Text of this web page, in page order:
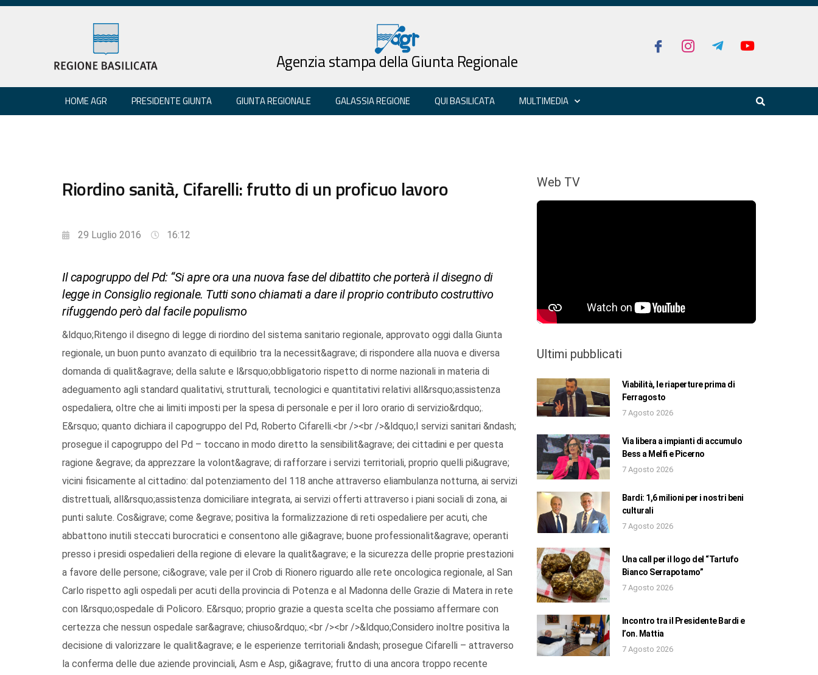
Agenzia stampa della Giunta Regionale
HOME AGR PRESIDENTE GIUNTA GIUNTA REGIONALE GALASSIA REGIONE QUI BASILICATA MULTIMEDIA
Riordino sanità, Cifarelli: frutto di un proficuo lavoro
29 Luglio 2016 16:12
Il capogruppo del Pd: “Si apre ora una nuova fase del dibattito che porterà il disegno di
legge in Consiglio regionale. Tutti sono chiamati a dare il proprio contributo costruttivo
rifuggendo però dal facile populismo
&ldquo;Ritengo il disegno di legge di riordino del sistema sanitario regionale, approvato oggi dalla Giunta
regionale, un buon punto avanzato di equilibrio tra la necessit&agrave; di rispondere alla nuova e diversa
domanda di qualit&agrave; della salute e l&rsquo;obbligatorio rispetto di norme nazionali in materia di
adeguamento agli standard qualitativi, strutturali, tecnologici e quantitativi relativi all&rsquo;assistenza
ospedaliera, oltre che ai limiti imposti per la spesa di personale e per il loro orario di servizio&rdquo;.
E&rsquo; quanto dichiara il capogruppo del Pd, Roberto Cifarelli.<br /><br />&ldquo;I servizi sanitari &ndash;
prosegue il capogruppo del Pd – toccano in modo diretto la sensibilit&agrave; dei cittadini e per questa
ragione &egrave; da apprezzare la volont&agrave; di rafforzare i servizi territoriali, proprio quelli pi&ugrave;
vicini fisicamente al cittadino: dal potenziamento del 118 anche attraverso eliambulanza notturna, ai servizi
distrettuali, all&rsquo;assistenza domiciliare integrata, ai servizi offerti attraverso i piani sociali di zona, ai
punti salute. Cos&igrave; come &egrave; positiva la formalizzazione di reti ospedaliere per acuti, che
abbattono inutili steccati burocratici e consentono alle gi&agrave; buone professionalit&agrave; operanti
presso i presidi ospedalieri della regione di elevare la qualit&agrave; e la sicurezza delle proprie prestazioni
a favore delle persone; ci&ograve; vale per il Crob di Rionero riguardo alle rete oncologica regionale, al San
Carlo rispetto agli ospedali per acuti della provincia di Potenza e al Madonna delle Grazie di Matera in rete
con l&rsquo;ospedale di Policoro. E&rsquo; proprio grazie a questa scelta che possiamo affermare con
certezza che nessun ospedale sar&agrave; chiuso&rdquo;.<br /><br />&ldquo;Considero inoltre positiva la
decisione di valorizzare le qualit&agrave; e le esperienze territoriali &ndash; prosegue Cifarelli – attraverso
la conferma delle due aziende provinciali, Asm e Asp, gi&agrave; frutto di una ancora troppo recente
Web TV
Ultimi pubblicati
Viabilità, le riaperture prima di
Ferragosto
7 Agosto 2026
Via libera a impianti di accumulo
Bess a Melfi e Picerno
7 Agosto 2026
Bardi: 1,6 milioni per i nostri beni
culturali
7 Agosto 2026
Una call per il logo del “Tartufo
Bianco Serrapotamo”
7 Agosto 2026
Incontro tra il Presidente Bardi e
l’on. Mattia
7 Agosto 2026